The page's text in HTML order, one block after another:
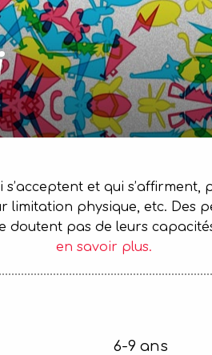
et qui
limitation physique, etc. Des
doutent pas de leurs
en savoir plus.
6-9 ans